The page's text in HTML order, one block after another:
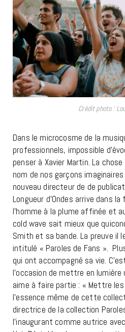
Crédit photo :
Dans le microcosme de la
professionnels, impossible
penser à Xavier Martin. La
nom de nos garçons
nouveau directeur de de
Longueur d’Ondes arrive dans
l’homme à la plume affinée et
cold wave sait mieux que
Smith et sa bande. La preuve il
intitulé « Paroles de Fans ».
qui ont accompagné sa vie.
l’occasion de mettre en
aime à faire partie : « Mettre
l’essence même de cette
directrice de la collection
l’inaugurant comme autrice